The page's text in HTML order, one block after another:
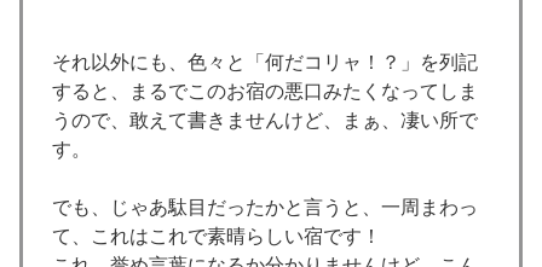
それ以外にも、色々と「何だコリャ！？」を列記
すると、まるでこのお宿の悪口みたくなってしま
うので、敢えて書きませんけど、まぁ、凄い所で
す。
でも、じゃあ駄目だったかと言うと、一周まわっ
て、これはこれで素晴らしい宿です！